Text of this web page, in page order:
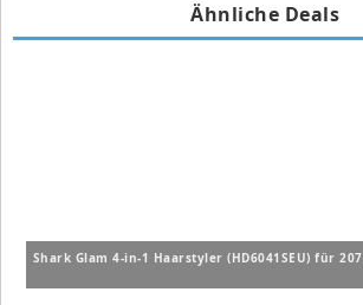
Ähnliche Deals
Shark Glam 4-in-1 Haarstyler (HD6041SEU) für